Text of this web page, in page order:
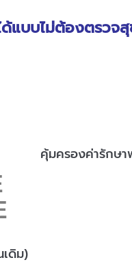
แบบไม่ต้องตรวจ
คุ้มครองค่ารักษ
ดิม)